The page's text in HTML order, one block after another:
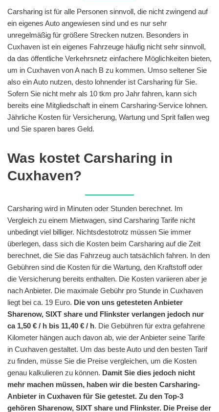
Carsharing ist für alle Personen sinnvoll, die nicht zwingend auf
ein eigenes Auto angewiesen sind und es nur sehr
unregelmäßig für größere Strecken nutzen. Besonders in
Cuxhaven ist ein eigenes Fahrzeuge häufig nicht sehr sinnvoll,
da das öffentliche Verkehrsnetz einfachere Möglichkeiten bieten,
um in Cuxhaven von A nach B zu kommen. Umso seltener Sie
also ein Auto nutzen, desto lohnender ist Carsharing für Sie.
Sofern Sie nicht mehr als 10 tkm pro Jahr fahren, kann sich
bereits eine Mitgliedschaft in einem Carsharing-Service lohnen.
Jährliche Kosten für Versicherung, Wartung und Sprit fallen weg
und Sie sparen bares Geld.
Was kostet Carsharing in
Cuxhaven?
Carsharing wird in Minuten oder Stunden berechnet. Im
Vergleich zu einem Mietwagen, sind Carsharing Tarife nicht
unbedingt viel billiger. Nichtsdestotrotz müssen Sie immer
überlegen, dass sich die Kosten beim Carsharing auf die Zeit
berechnet, die Sie das Fahrzeug auch tatsächlich fahren. In den
Gebühren sind die Kosten für die Wartung, den Kraftstoff oder
die Versicherung bereits enthalten. Die Kosten variieren aber je
nach Anbieter. Die maximale Gebühr pro Stunde in Cuxhaven
liegt bei ca. 19 Euro. Die von uns getesteten Anbieter
Sharenow, SIXT share und Flinkster verlangen jedoch nur
ca 1,50 € / h bis 11,40 € / h. Die Gebühren für extra gefahrene
Kilometer hängen auch davon ab, wie der Anbieter seine Tarife
in Cuxhaven gestaltet. Um das beste Auto und den besten Tarif
zu finden, müsse Sie die Preise vergleichen, um die Kosten
genau kalkulieren zu können. Damit Sie dies jedoch nicht
mehr machen müssen, haben wir die besten Carsharing-
Anbieter in Cuxhaven für Sie getestet. Zu den Top-3
gehören Sharenow, SIXT share und Flinkster. Die Preise der